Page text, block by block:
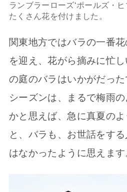
ランブラーローズ‘ポールズ・ヒ
たくさん花を付けました。
関東地方ではバラの一番
を迎え、花がら摘みに忙
の庭のバラはいかがだっ
シーズンは、まるで梅雨
かと思えば、急に真夏の
と、バラも、お世話をす
はなかったように思えます